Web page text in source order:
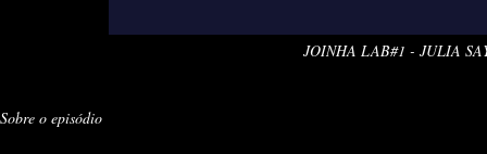
JOINHA LAB#1 - JULIA
Sobre o episódio